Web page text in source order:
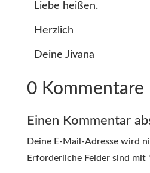
Liebe heißen.
Herzlich
Deine Jivana
0 Kommentare
Einen Kommentar
Deine E-Mail-Adresse wird
Erforderliche Felder sind mit